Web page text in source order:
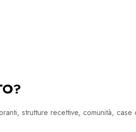
strutture recettive, comunità,